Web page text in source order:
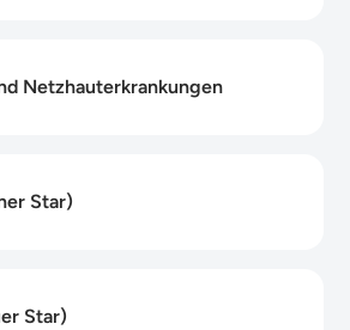
Netzhauterkrankungen
Star)
Star)